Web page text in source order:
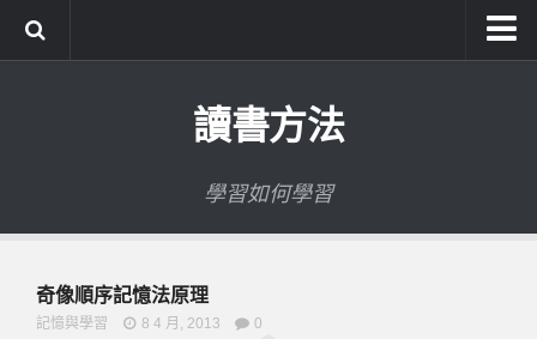
讀書方法
學習如何學習
奇像順序記憶法原理
記憶與學習 8 4 月, 2013 0